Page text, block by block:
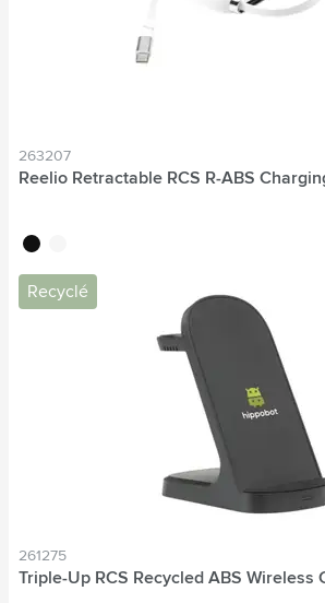
263207
Reelio Retractable RCS R-ABS
noir
Recyclé
261275
Triple-Up RCS Recycled ABS Wireless